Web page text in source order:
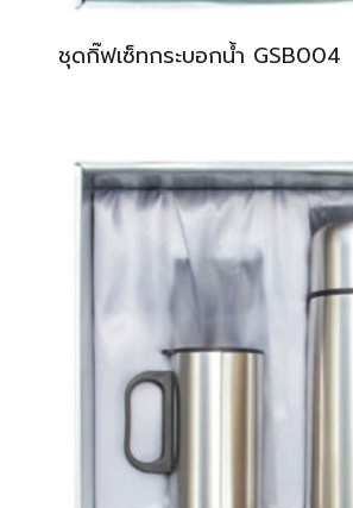
ชุดกิ๊ฟเซ็ทกระบอกน้ำ GSB004